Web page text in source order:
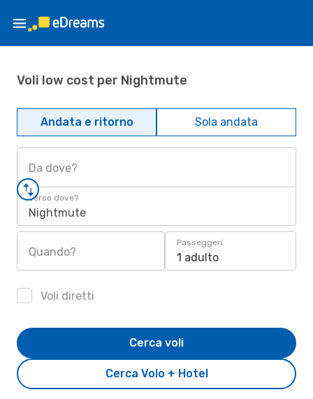
Voli low cost per Nightmute
Andata e ritorno Sola andata
Da dove?
Verso dove?
Nightmute
Quando?
Passeggeri
1 adulto
Voli diretti
Cerca Volo + Hotel
Cerca voli